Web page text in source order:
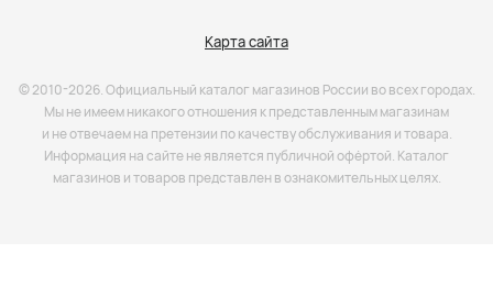
Карта сайта
© 2010-2026. Официальный каталог магазинов России во всех городах.
Мы не имеем никакого отношения к представленным магазинам
и не отвечаем на претензии по качеству обслуживания и товара.
Информация на сайте не является публичной офёртой. Каталог
магазинов и товаров представлен в ознакомительных целях.